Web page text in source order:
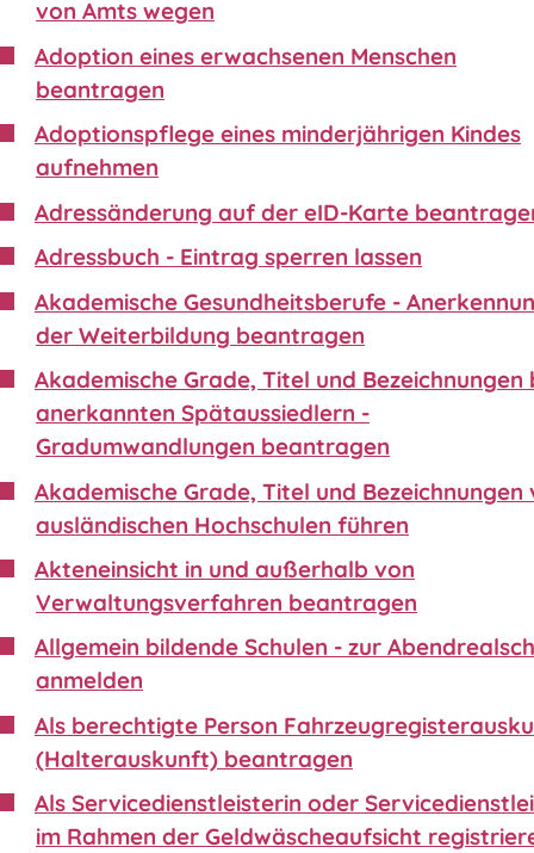
von Amts wegen
Adoption eines erwachsenen Menschen
beantragen
Adoptionspflege eines minderjährigen Kindes
aufnehmen
Adressänderung auf der eID-Karte
Adressbuch - Eintrag sperren lassen
Akademische Gesundheitsberufe -
der Weiterbildung beantragen
Akademische Grade, Titel und Bezeichnungen
anerkannten Spätaussiedlern -
Gradumwandlungen beantragen
Akademische Grade, Titel und Bezeichnungen
ausländischen Hochschulen führen
Akteneinsicht in und außerhalb von
Verwaltungsverfahren beantragen
Allgemein bildende Schulen - zur
anmelden
Als berechtigte Person
(Halterauskunft) beantragen
Als Servicedienstleisterin oder
im Rahmen der Geldwäscheaufsicht